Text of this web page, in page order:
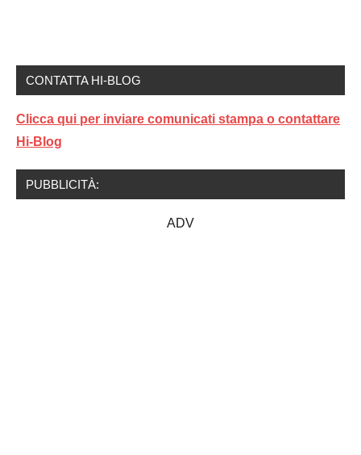
CONTATTA HI-BLOG
Clicca qui per inviare comunicati stampa o contattare
Hi-Blog
PUBBLICITÀ:
ADV